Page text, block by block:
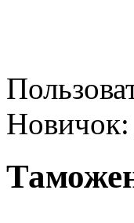
Новичок: